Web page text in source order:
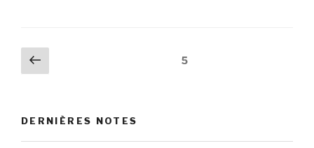
Posts
navigation
Previous
page
Page5
DERNIÈRES NOTES